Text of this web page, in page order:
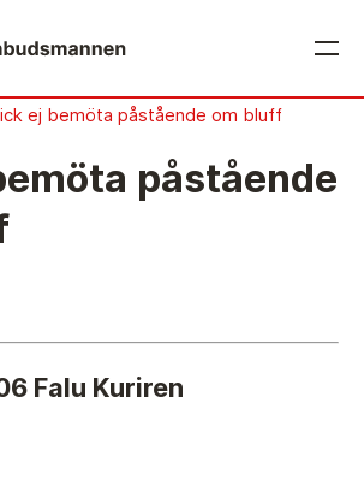
English
systemet
– grunden i det medieetiska
ej bemöta påstående om bluff
påstående
Falu Kuriren